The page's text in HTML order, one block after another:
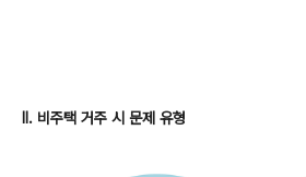
Ⅱ. 비주택 거주 시 문제 유형